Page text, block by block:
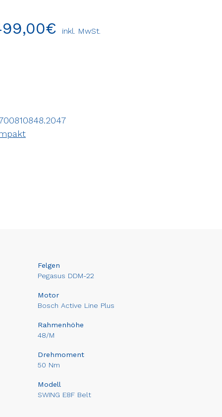
€ inkl. MwSt.
Felgen
Pegasus DDM-22
Motor
Bosch Active Line Plus
Rahmenhöhe
48/M
Drehmoment
50 Nm
Modell
SWING E8F Belt